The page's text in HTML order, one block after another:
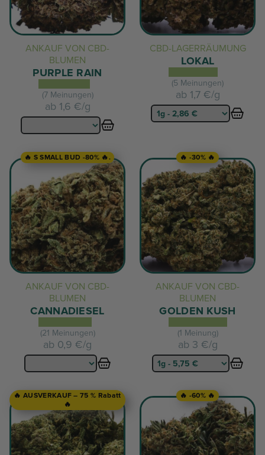
ANKAUF VON CBD-
BLUMEN
PURPLE RAIN
(7 Meinungen)
ab 1,6 €/g
CBD-LAGERRÄUMUNG
LOKAL
(5 Meinungen)
ab 1,7 €/g
🔥 S SMALL BUD -80% 🔥.
ANKAUF VON CBD-
BLUMEN
CANNADIESEL
(21 Meinungen)
ab 0,9 €/g
🔥 -30% 🔥
ANKAUF VON CBD-
BLUMEN
GOLDEN KUSH
(1 Meinung)
ab 3 €/g
🔥 AUSVERKAUF – 75 % Rabatt
🔥
🔥 -60% 🔥